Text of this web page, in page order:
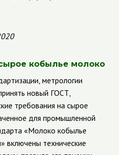
кобылье молоко
метрологии
новый ГОСТ,
требования на сырое
для промышленной
«Молоко кобылье
включены технические